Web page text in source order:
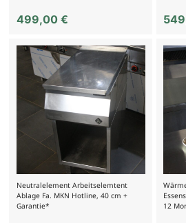
499,00 €
Neutralelement Arbeitselemtent
Ablage Fa. MKN Hotline, 40 cm +
Garantie*
12